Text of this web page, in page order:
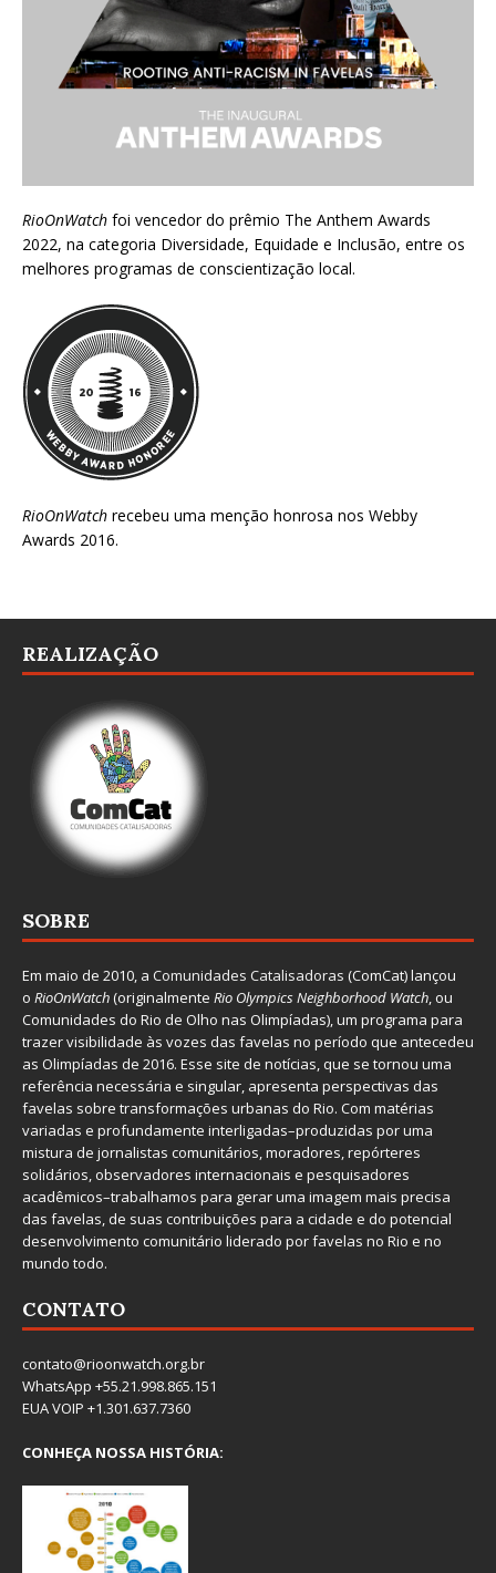
RioOnWatch foi vencedor do prêmio The Anthem Awards
2022, na categoria Diversidade, Equidade e Inclusão, entre os
melhores programas de conscientização local.
RioOnWatch recebeu uma menção honrosa nos Webby
Awards 2016.
REALIZAÇÃO
SOBRE
Em maio de 2010, a Comunidades Catalisadoras (ComCat) lançou
o RioOnWatch(originalmente Rio Olympics Neighborhood Watch, ou
Comunidades do Rio de Olho nas Olimpíadas), um programa para
trazer visibilidade às vozes das favelas no período que antecedeu
as Olimpíadas de 2016. Esse site de notícias, que se tornou uma
referência necessária e singular, apresenta perspectivas das
favelas sobre transformações urbanas do Rio. Com matérias
variadas e profundamente interligadas–produzidas por uma
mistura de jornalistas comunitários, moradores, repórteres
solidários, observadores internacionais e pesquisadores
acadêmicos–trabalhamos para gerar uma imagem mais precisa
das favelas, de suas contribuições para a cidade e do potencial
desenvolvimento comunitário liderado por favelas no Rio e no
mundo todo.
CONTATO
contato@rioonwatch.org.br
WhatsApp +55.21.998.865.151
EUA VOIP +1.301.637.7360
CONHEÇA NOSSA HISTÓRIA: